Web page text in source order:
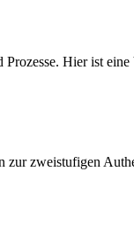
Hier ist
zur zweistufigen